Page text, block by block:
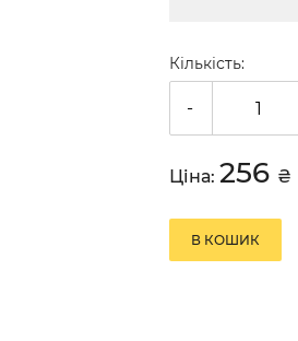
Кількість:
-
Ціна: 256 ₴
В КОШИК